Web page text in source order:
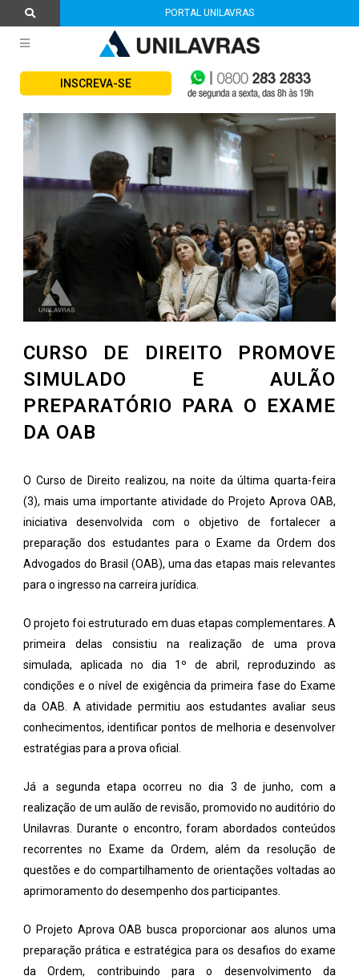
PORTAL UNILAVRAS
INSCREVA-SE
CURSO DE DIREITO PROMOVE
SIMULADO E AULÃO
PREPARATÓRIO PARA O EXAME
DA OAB
O Curso de Direito realizou, na noite da última quarta-feira
(3), mais uma importante atividade do Projeto Aprova OAB,
iniciativa desenvolvida com o objetivo de fortalecer a
preparação dos estudantes para o Exame da Ordem dos
Advogados do Brasil (OAB), uma das etapas mais relevantes
para o ingresso na carreira jurídica.
O projeto foi estruturado em duas etapas complementares. A
primeira delas consistiu na realização de uma prova
simulada, aplicada no dia 1º de abril, reproduzindo as
condições e o nível de exigência da primeira fase do Exame
da OAB. A atividade permitiu aos estudantes avaliar seus
conhecimentos, identificar pontos de melhoria e desenvolver
estratégias para a prova oficial.
Já a segunda etapa ocorreu no dia 3 de junho, com a
realização de um aulão de revisão, promovido no auditório do
Unilavras. Durante o encontro, foram abordados conteúdos
recorrentes no Exame da Ordem, além da resolução de
questões e do compartilhamento de orientações voltadas ao
aprimoramento do desempenho dos participantes.
O Projeto Aprova OAB busca proporcionar aos alunos uma
preparação prática e estratégica para os desafios do exame
da Ordem, contribuindo para o desenvolvimento da